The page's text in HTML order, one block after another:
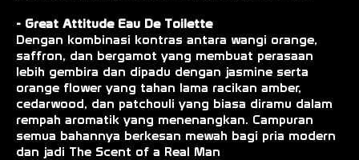
- Great Attitude Eau De Toilette
Dengan kombinasi kontras antara wangi orange,
saffron, dan bergamot yang membuat perasaan
lebih gembira dan dipadu dengan jasmine serta
orange flower yang tahan lama racikan amber,
cedarwood, dan patchouli yang biasa diramu dalam
rempah aromatik yang menenangkan. Campuran
semua bahannya berkesan mewah bagi pria modern
dan jadi The Scent of a Real Man